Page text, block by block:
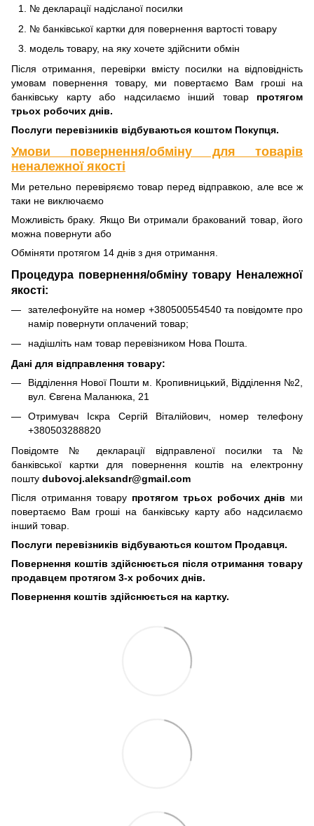
№ декларації надісланої посилки
№ банківської картки для повернення вартості товару
модель товару, на яку хочете здійснити обмін
Після отримання, перевірки вмісту посилки на відповідність
умовам повернення товару, ми повертаємо Вам гроші на
банківську карту або надсилаємо інший товар протягом
трьох робочих днів.
Послуги перевізників відбуваються коштом Покупця.
Умови повернення/обміну для товарів
неналежної якості
Ми ретельно перевіряємо товар перед відправкою, але все ж
таки не виключаємо
Можливість браку. Якщо Ви отримали бракований товар, його
можна повернути або
Обміняти протягом 14 днів з дня отримання.
Процедура повернення/обміну товару Неналежної
якості:
зателефонуйте на номер +380500554540 та повідомте про
намір повернути оплачений товар;
надішліть нам товар перевізником Нова Пошта.
Дані для відправлення товару:
Відділення Нової Пошти м. Кропивницький, Відділення №2,
вул. Євгена Маланюка, 21
Отримувач Іскра Сергій Віталійович, номер телефону
+380503288820
Повідомте № декларації відправленої посилки та №
банківської картки для повернення коштів на електронну
пошту dubovoj.aleksandr@gmail.com
Після отримання товару протягом трьох робочих днів ми
повертаємо Вам гроші на банківську карту або надсилаємо
інший товар.
Послуги перевізників відбуваються коштом Продавця.
Повернення коштів здійснюється після отримання товару
продавцем протягом 3-х робочих днів.
Повернення коштів здійснюється на картку.